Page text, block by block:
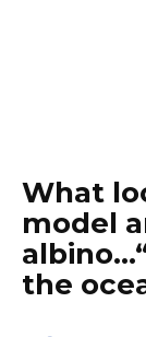
What
model
the